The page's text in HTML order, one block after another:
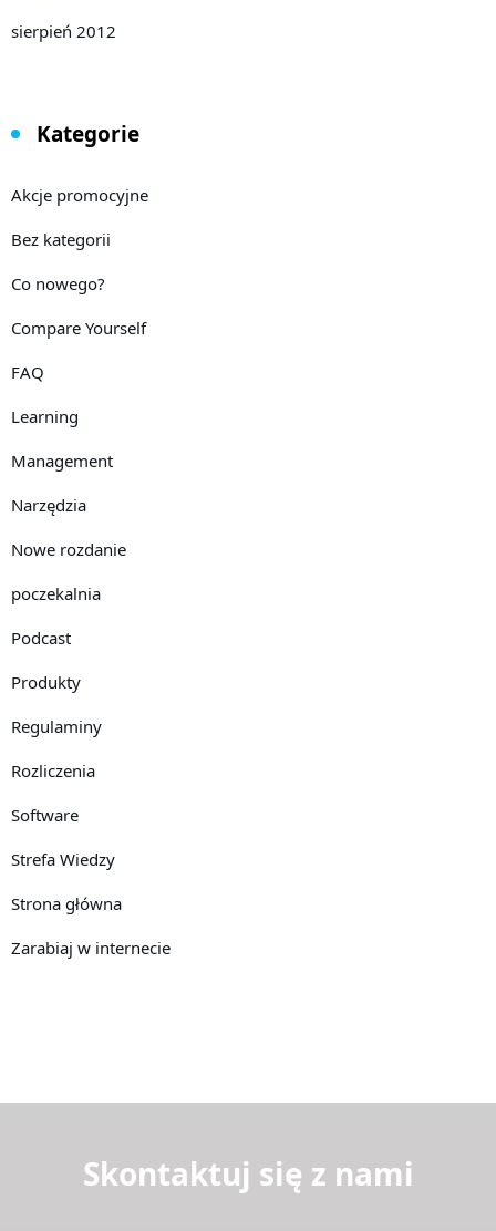
sierpień 2012
Kategorie
Akcje promocyjne
Bez kategorii
Co nowego?
Compare Yourself
FAQ
Learning
Management
Narzędzia
Nowe rozdanie
poczekalnia
Podcast
Produkty
Regulaminy
Rozliczenia
Software
Strefa Wiedzy
Strona główna
Zarabiaj w internecie
Skontaktuj się z nami